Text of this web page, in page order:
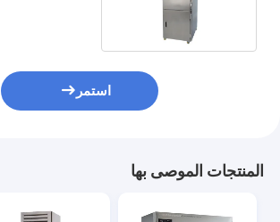
استمر
المنتجات الموصى بها